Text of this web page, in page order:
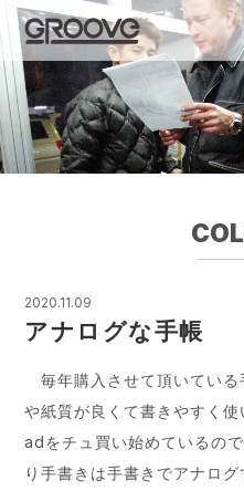
Groove 自転車 カフェ 輸入車・国産車のチ
ューニング/販売
2020.11.09
アナログな手帳
毎年購入させて頂いている
や紙質が良くて書きやすく
adをチュ買い始めているの
り手書きは手書きでアナロ